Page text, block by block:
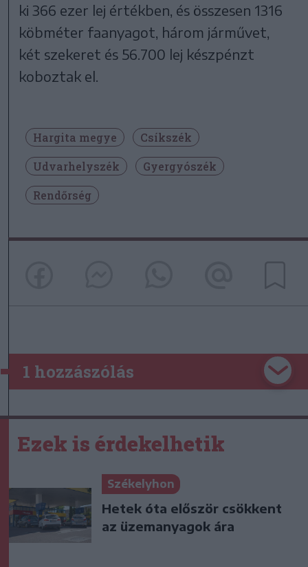
ki 366 ezer lej értékben, és összesen 1316
köbméter faanyagot, három járművet,
két szekeret és 56.700 lej készpénzt
koboztak el.
Hargita megye
Csíkszék
Udvarhelyszék
Gyergyószék
Rendőrség
1 hozzászólás
Ezek is érdekelhetik
Székelyhon
Hetek óta először csökkent
az üzemanyagok ára